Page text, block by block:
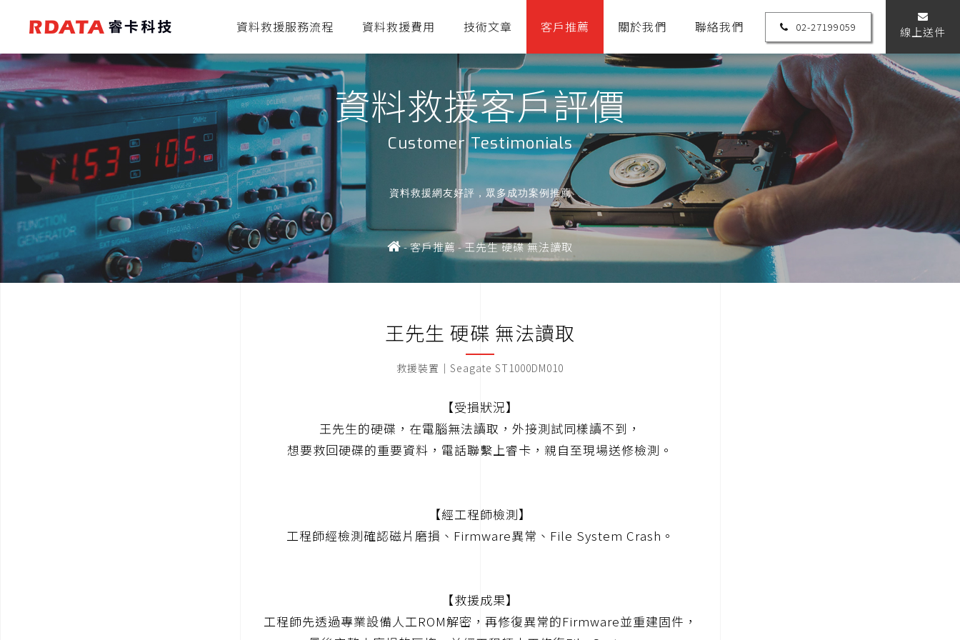
資料救援服務流程 資料救援費用 技術文章 客戶推薦 關於我們 聯絡我們 02-27199059 線上送件
資料救援客戶評價
Customer Testimonials
資料救援網友好評，眾多成功案例推薦
-客戶推薦 -王先生 硬碟 無法讀取
王先生 硬碟 無法讀取
救援裝置｜Seagate ST1000DM010
【受損狀況】
王先生的硬碟，在電腦無法讀取，外接測試同樣讀不到，
想要救回硬碟的重要資料，電話聯繫上睿卡，親自至現場送修檢測。
【經工程師檢測】
工程師經檢測確認磁片磨損、Firmware異常、File System Crash。
【救援成果】
工程師先透過專業設備人工ROM解密，再修復異常的Firmware並重建固件，